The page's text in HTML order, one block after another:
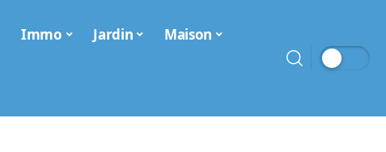
Immo Jardin Maison